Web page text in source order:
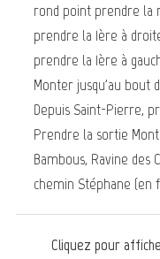
rond point prendre la
prendre la 1ère à
prendre la 1ère à
Monter jusqu'au bout
Depuis Saint-Pierre,
Prendre la sortie
Bambous, Ravine des
chemin Stéphane (en
Cliquez pour